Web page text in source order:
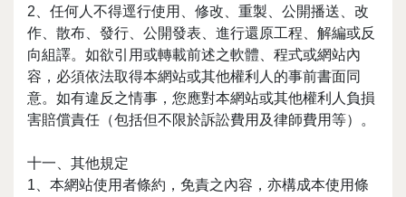
2、任何人不得逕行使用、修改、重製、公開播送、改
作、散布、發行、公開發表、進行還原工程、解編或反
向組譯。如欲引用或轉載前述之軟體、程式或網站內
容，必須依法取得本網站或其他權利人的事前書面同
意。如有違反之情事，您應對本網站或其他權利人負損
害賠償責任（包括但不限於訴訟費用及律師費用等）。
十一、其他規定
1、本網站使用者條約，免責之內容，亦構成本使用條